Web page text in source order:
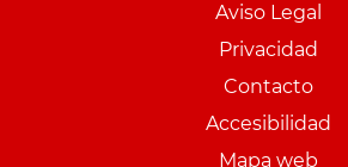
Aviso Legal
Privacidad
Contacto
Accesibilidad
Mapa web